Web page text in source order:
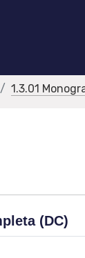
1.3.01
(DC)